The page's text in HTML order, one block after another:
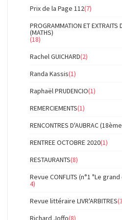
Prix de la Page 112(7)
PROGRAMMATION ET EXTRAITS
(MATHS)
(18)
Rachel GUICHARD(2)
Randa Kassis(1)
Raphaël PRUDENCIO(1)
REMERCIEMENTS(1)
RENCONTRES D'AUBRAC
RENTREE OCTOBRE 2020(1)
RESTAURANTS(8)
Revue CONFLITS (n°1 "Le
4)
Revue littéraire LIVR'ARBITRES
Richard Joffo(8)